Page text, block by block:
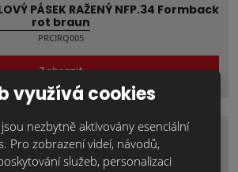
PÁSEK RAŽENÝ NFP.34 Formback
rot braun
PRCIRQ005
Zobrazit
využívá cookies
nezbytně aktivovány esenciální
Pro zobrazení videí, návodů,
služeb, personalizaci